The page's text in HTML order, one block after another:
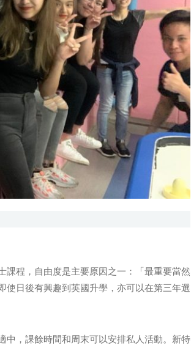
課程，自由度是主要原因之一：「最重要當然
使日後有興趣到英國升學，亦可以在第三年選
中，課餘時間和周末可以安排私人活動。新特